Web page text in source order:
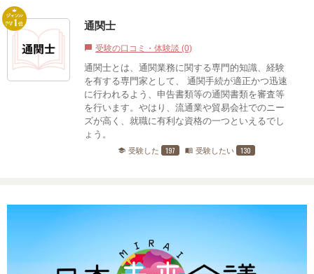
通関士
chat_bubble 受験の口コミ・体験談 (0)
通関士とは、通関業務に関する専門的知識、経験
を有する専門家として、 通関手続が適正かつ迅速
に行われるよう、申告書類等の通関書類を審査等
を行います。やはり、流通業や貿易会社でのニー
ズが高く、就職に有利な資格の一つといえるでし
ょう。
school 受験した 197 menu_book 受験したい 130